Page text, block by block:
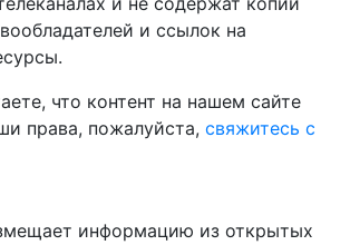
и ссылок на
что контент на нашем сайте
права, пожалуйста, свяжитесь с
информацию из открытых